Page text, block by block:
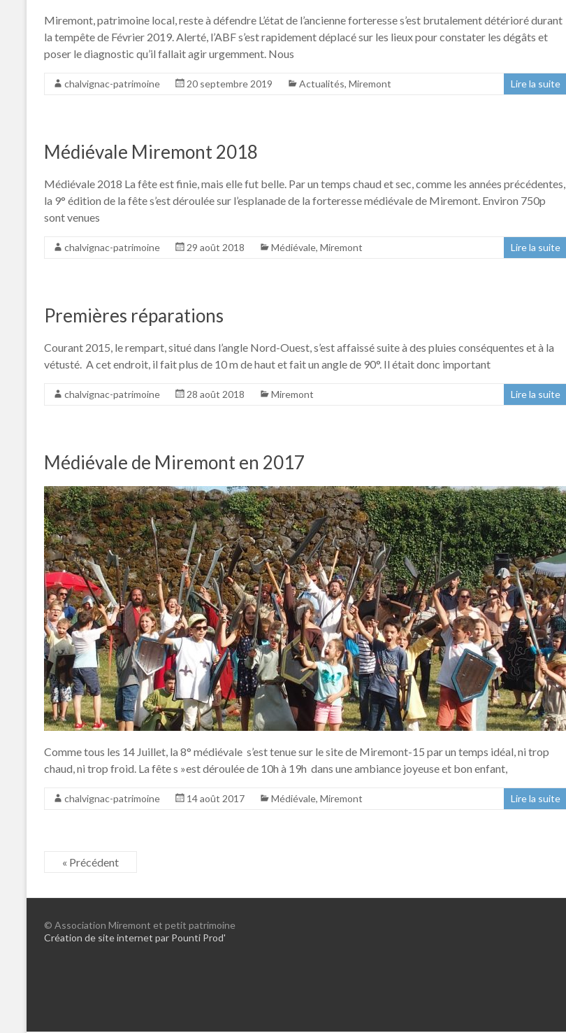
Miremont, patrimoine local, reste à défendre L’état de l’ancienne forteresse s’est brutalement détérioré durant
la tempête de Février 2019. Alerté, l’ABF s’est rapidement déplacé sur les lieux pour constater les dégâts et
poser le diagnostic qu’il fallait agir urgemment. Nous
chalvignac-patrimoine 20 septembre 2019 Actualités, Miremont Lire la suite
Médiévale Miremont 2018
Médiévale 2018 La fête est finie, mais elle fut belle. Par un temps chaud et sec, comme les années précédentes,
la 9° édition de la fête s’est déroulée sur l’esplanade de la forteresse médiévale de Miremont. Environ 750p
sont venues
chalvignac-patrimoine 29 août 2018 Médiévale, Miremont Lire la suite
Premières réparations
Courant 2015, le rempart, situé dans l’angle Nord-Ouest, s’est affaissé suite à des pluies conséquentes et à la
vétusté. A cet endroit, il fait plus de 10 m de haut et fait un angle de 90°. Il était donc important
chalvignac-patrimoine 28 août 2018 Miremont Lire la suite
Médiévale de Miremont en 2017
Comme tous les 14 Juillet, la 8° médiévale s’est tenue sur le site de Miremont-15 par un temps idéal, ni trop
chaud, ni trop froid. La fête s »est déroulée de 10h à 19h dans une ambiance joyeuse et bon enfant,
chalvignac-patrimoine 14 août 2017 Médiévale, Miremont Lire la suite
« Précédent
© Association Miremont et petit patrimoine
Création de site internet par Pounti Prod'